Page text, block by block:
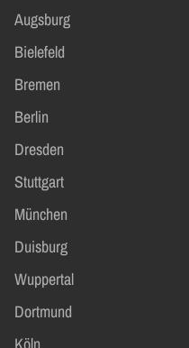
Augsburg
Bielefeld
Bremen
Berlin
Dresden
Stuttgart
München
Duisburg
Wuppertal
Dortmund